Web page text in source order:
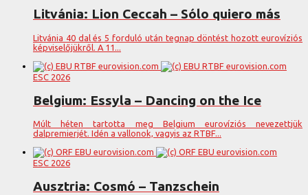
Litvánia: Lion Ceccah – Sólo quiero más
Litvánia 40 dal és 5 forduló után tegnap döntést hozott eurovíziós
képviselőjükről. A 11...
ESC 2026
Belgium: Essyla – Dancing on the Ice
Múlt héten tartotta meg Belgium eurovíziós nevezettjük
dalpremierjét. Idén a vallonok, vagyis az RTBF...
ESC 2026
Ausztria: Cosmó – Tanzschein